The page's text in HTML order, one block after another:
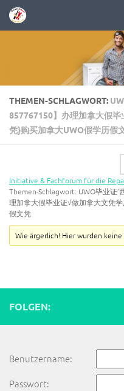
Zum Inhalt springen
THEMEN-SCHLAGWORT:
857767150】办理加拿大假
凭}购买加拿大UWO假学历假
Initiative & Fachforum für die
Themen-Schlagwort: UWO毕业证
理加拿大假毕业证√做加拿大文凭
假文凭
Wie ärgerlich! Hier wurden
FOLGEN:
Benutzername:
Passwort: